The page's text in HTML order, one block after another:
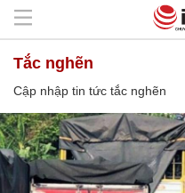
tắc nghẽn
Cập nhập tin tức tắc nghẽn